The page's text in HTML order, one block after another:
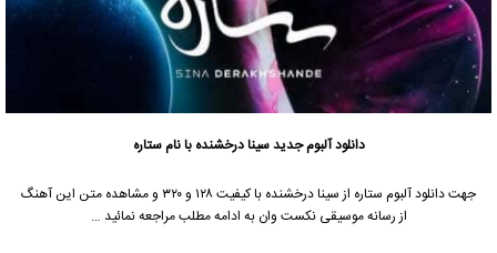
دانلود آلبوم جدیدسینا درخشنده با نام ستاره
جهت دانلود آلبوم ستاره از سینا درخشنده
با کیفیت ۱۲۸ و ۳۲۰ و مشاهده متن این آهنگ
از رسانه موسیقی نکست وان به ادامه مطلب مراجعه نمائید …